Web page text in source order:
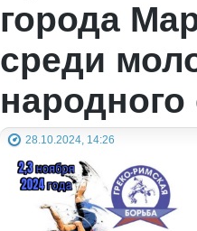
города
среди
народного
28.10.2024, 14:26